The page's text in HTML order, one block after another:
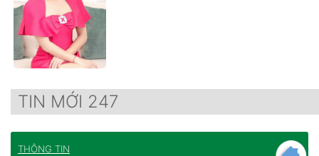
TIN MỚI 247
THÔNG TIN